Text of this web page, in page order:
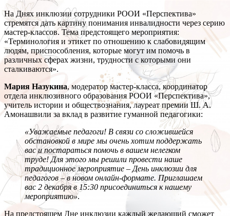
На Днях инклюзии сотрудники РООИ «Перспектива»
стремятся дать картину понимания инвалидности через серию
мастер-классов. Тема предстоящего мероприятия:
«Терминология и этикет по отношению к слабовидящим
людям, приспособления, которые могут им помочь в
различных сферах жизни, трудности с которыми они
сталкиваются».
Мария Назукина, модератор мастер-класса, координатор
отдела инклюзивного образования РООИ «Перспектива»,
учитель истории и обществознания, лауреат премии Ш. А.
Амонашвили за вклад в развитие гуманной педагогики:
«Уважаемые педагоги! В связи со сложившейся
обстановкой в мире мы очень хотим поддержать
вас и постараться помочь в вашем нелегком
труде! Для этого мы решили провести наше
традиционное мероприятие – День инклюзии для
педагогов – в новом онлайн-формате. Приглашаем
вас 2 декабря в 15:30 присоединиться к нашему
мероприятию».
На предстоящем Дне инклюзии каждый желающий сможет